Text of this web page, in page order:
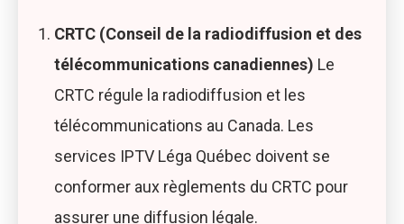
CRTC (Conseil de la radiodiffusion et des
télécommunications canadiennes) Le
CRTC régule la radiodiffusion et les
télécommunications au Canada. Les
services IPTV Léga Québec doivent se
conformer aux règlements du CRTC pour
assurer une diffusion légale.